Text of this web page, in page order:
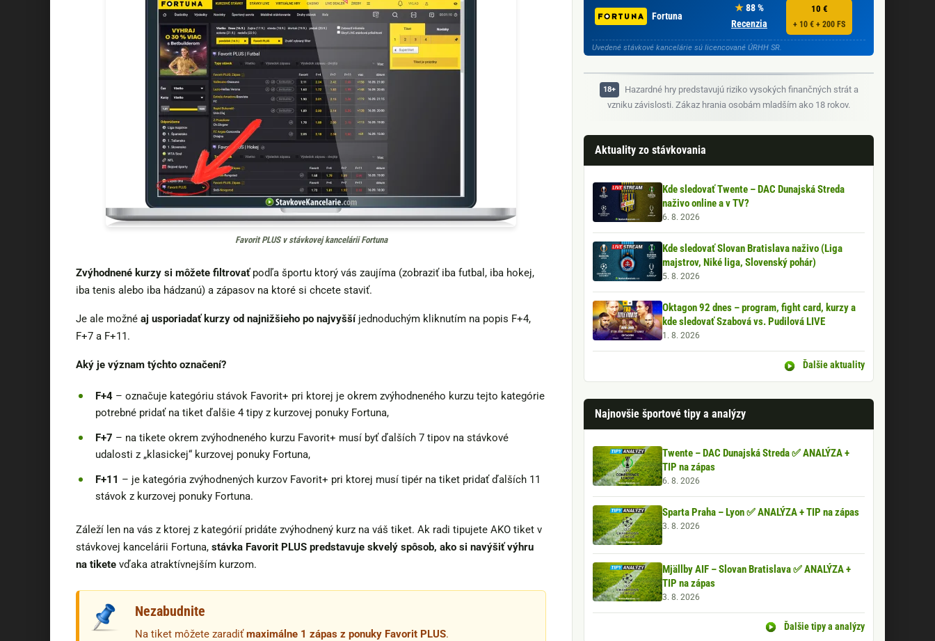
Favorit PLUS v stávkovej kancelárii Fortuna
Zvýhodnené kurzy si môžete filtrovaťpodľa športu ktorý vás zaujíma (zobraziť iba futbal, iba hokej,
iba tenis alebo iba hádzanú) a zápasov na ktoré si chcete staviť.
Je ale možné aj usporiadať kurzy od najnižšieho po najvyššíjednoduchým kliknutím na popis F+4,
F+7 a F+11.
Aký je význam týchto označení?
F+4 – označuje kategóriu stávok Favorit+ pri ktorej je okrem zvýhodneného kurzu tejto kategórie
potrebné pridať na tiket ďalšie 4 tipy z kurzovej ponuky Fortuna,
F+7 – na tikete okrem zvýhodneného kurzu Favorit+ musí byť ďalších 7 tipov na stávkové
udalosti z „klasickej“ kurzovej ponuky Fortuna,
F+11 – je kategória zvýhodnených kurzov Favorit+ pri ktorej musí tipér na tiket pridať ďalších 11
stávok z kurzovej ponuky Fortuna.
Záleží len na vás z ktorej z kategórií pridáte zvýhodnený kurz na váš tiket. Ak radi tipujete AKO tiket v
stávkovej kancelárii Fortuna, stávka Favorit PLUS predstavuje skvelý spôsob, ako si navýšiť výhru
na tikete vďaka atraktívnejším kurzom.
Nezabudnite
Na tiket môžete zaradiťmaximálne 1 zápas z ponuky Favorit PLUS.
Fortuna
88 %
Recenzia
10 €
+ 10 € + 200 FS
Uvedené stávkové kancelárie sú licencované ÚRHH SR.
Hazardné hry predstavujú riziko vysokých finančných strát a
vzniku závislosti. Zákaz hrania osobám mladším ako 18 rokov.
Aktuality zo stávkovania
Kde sledovať Twente – DAC Dunajská Streda
naživo online a v TV?
6. 8. 2026
Kde sledovať Slovan Bratislava naživo (Liga
majstrov, Niké liga, Slovenský pohár)
5. 8. 2026
Oktagon 92 dnes – program, fight card, kurzy a
kde sledovať Szabová vs. Pudilová LIVE
1. 8. 2026
Ďalšie aktuality
Najnovšie športové tipy a analýzy
Twente – DAC Dunajská Streda ✅ ANALÝZA +
TIP na zápas
6. 8. 2026
Sparta Praha – Lyon ✅ ANALÝZA + TIP na zápas
3. 8. 2026
Mjällby AIF – Slovan Bratislava ✅ ANALÝZA +
TIP na zápas
3. 8. 2026
Ďalšie tipy a analýzy